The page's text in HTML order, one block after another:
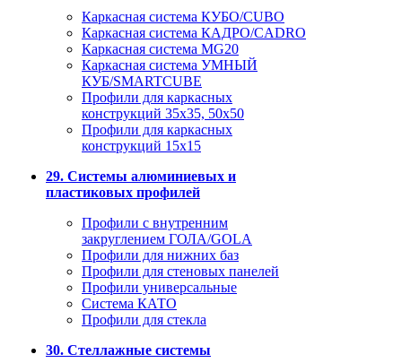
Каркасная система КУБО/CUBO
Каркасная система КАДРО/CADRO
Каркасная система MG20
Каркасная система УМНЫЙ
КУБ/SMARTCUBE
Профили для каркасных
конструкций 35x35, 50x50
Профили для каркасных
конструкций 15х15
29. Системы алюминиевых и
пластиковых профилей
Профили с внутренним
закруглением ГОЛА/GOLA
Профили для нижних баз
Профили для стеновых панелей
Профили универсальные
Система КАТО
Профили для стекла
30. Стеллажные системы